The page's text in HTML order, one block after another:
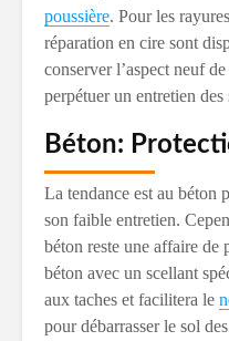
poussière. Pour les
réparation en cire sont
conserver l’aspect neuf
perpétuer un entretien
Béton:
La tendance est au béton
son faible entretien.
béton reste une affaire de
béton avec un scellant
aux taches et facilitera le
pour débarrasser le sol